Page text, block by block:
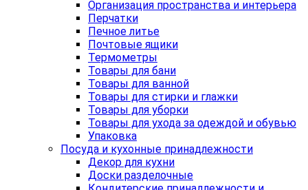
Организация пространства и интерьера
Перчатки
Печное литье
Почтовые ящики
Термометры
Товары для бани
Товары для ванной
Товары для стирки и глажки
Товары для уборки
Товары для ухода за одеждой и обувью
Упаковка
Посуда и кухонные принадлежности
Декор для кухни
Доски разделочные